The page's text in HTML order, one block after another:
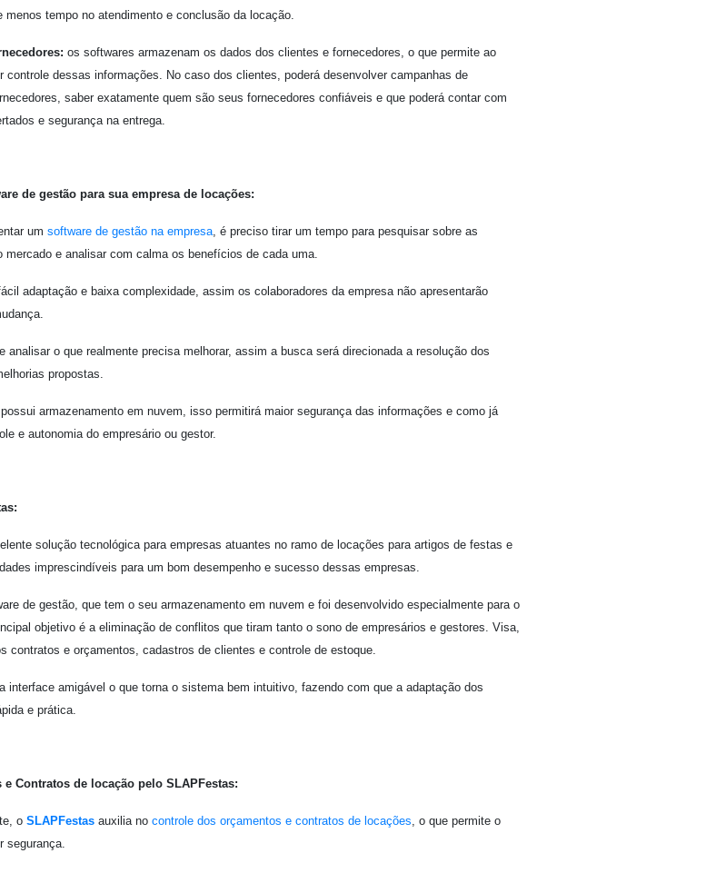
menos tempo no atendimento e conclusão da locação.
os softwares armazenam os dados dos clientes e fornecedores, o que permite ao
controle dessas informações. No caso dos clientes, poderá desenvolver campanhas de
saber exatamente quem são seus fornecedores confiáveis e que poderá contar com
e segurança na entrega.
de gestão para sua empresa de locações:
um software de gestão na empresa, é preciso tirar um tempo para pesquisar sobre as
mercado e analisar com calma os benefícios de cada uma.
adaptação e baixa complexidade, assim os colaboradores da empresa não apresentarão
analisar o que realmente precisa melhorar, assim a busca será direcionada a resolução dos
propostas.
armazenamento em nuvem, isso permitirá maior segurança das informações e como já
e autonomia do empresário ou gestor.
solução tecnológica para empresas atuantes no ramo de locações para artigos de festas e
imprescindíveis para um bom desempenho e sucesso dessas empresas.
de gestão, que tem o seu armazenamento em nuvem e foi desenvolvido especialmente para o
objetivo é a eliminação de conflitos que tiram tanto o sono de empresários e gestores. Visa,
contratos e orçamentos, cadastros de clientes e controle de estoque.
interface amigável o que torna o sistema bem intuitivo, fazendo com que a adaptação dos
e prática.
Contratos de locação pelo SLAPFestas:
o SLAPFestas auxilia no controle dos orçamentos e contratos de locações, o que permite o
segurança.